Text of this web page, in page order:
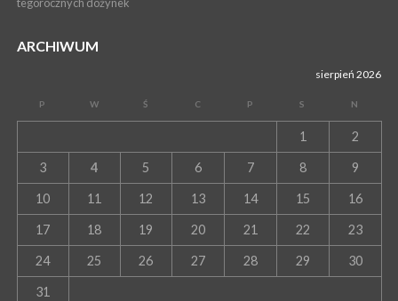
tegorocznych dożynek
ARCHIWUM
sierpień 2026
P W Ś C P S N
1 2
3 4 5 6 7 8 9
10 11 12 13 14 15 16
17 18 19 20 21 22 23
24 25 26 27 28 29 30
31